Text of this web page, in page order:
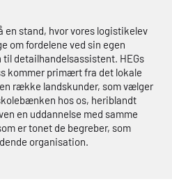
en stand, hvor vores logistikelev
om fordelene ved sin egen
til detailhandelsassistent. HEGs
kommer primært fra det lokale
række landskunder, som vælger
hos os, heriblandt
en uddannelse med samme
er tonet de begreber, som
organisation.